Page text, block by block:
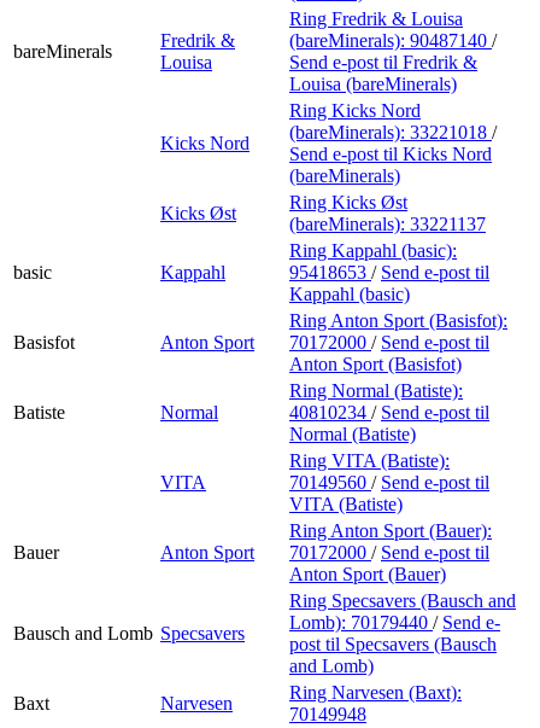
bareMinerals
Fredrik &
Louisa
Ring Fredrik & Louisa
(bareMinerals): 90487140 /
Send e-post til Fredrik &
Louisa (bareMinerals)
Kicks Nord
Ring Kicks Nord
(bareMinerals): 33221018 /
Send e-post til Kicks Nord
(bareMinerals)
Kicks Øst
Ring Kicks Øst
(bareMinerals): 33221137
basic Kappahl
Ring Kappahl (basic):
95418653 / Send e-post til
Kappahl (basic)
Basisfot Anton Sport
Ring Anton Sport (Basisfot):
70172000 / Send e-post til
Anton Sport (Basisfot)
Batiste Normal
Ring Normal (Batiste):
40810234 / Send e-post til
Normal (Batiste)
VITA
Ring VITA (Batiste):
70149560 / Send e-post til
VITA (Batiste)
Bauer Anton Sport
Ring Anton Sport (Bauer):
70172000 / Send e-post til
Anton Sport (Bauer)
Bausch and Lomb Specsavers
Ring Specsavers (Bausch and
Lomb): 70179440 / Send e-
post til Specsavers (Bausch
and Lomb)
Baxt
Narvesen
Ring Narvesen (Baxt):
70149948